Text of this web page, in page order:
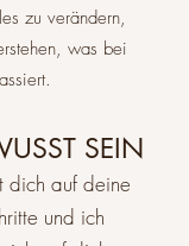
zu verändern,
was bei
SEIN
dich auf deine
und ich